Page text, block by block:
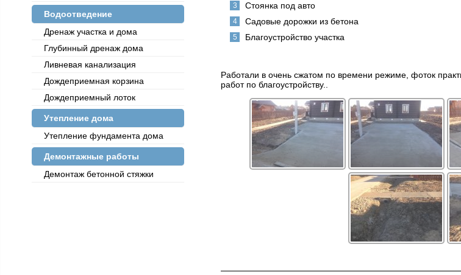
Водоотведение
Дренаж участка и дома
Глубинный дренаж дома
Ливневая канализация
Дождеприемная корзина
Дождеприемный лоток
Утепление дома
Утепление фундамента дома
Демонтажные работы
Демонтаж бетонной стяжки
Стоянка под авто
Садовые дорожки из бетона
Благоустройство участка
Работали в очень сжатом по времени режиме, фоток
работ по благоустройству..